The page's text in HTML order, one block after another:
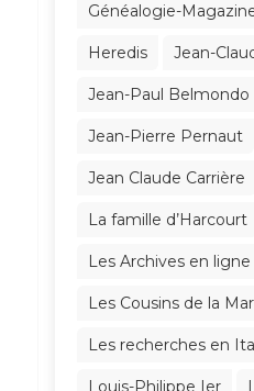
Généalogie-
Heredis Jean-
Jean-Paul Belmondo
Jean-Pierre Pernaut
Jean Claude Carrière
La famille d’Harcourt
Les Archives en ligne
Les Cousins de la
Les recherches en
Louis-Philippe Ier